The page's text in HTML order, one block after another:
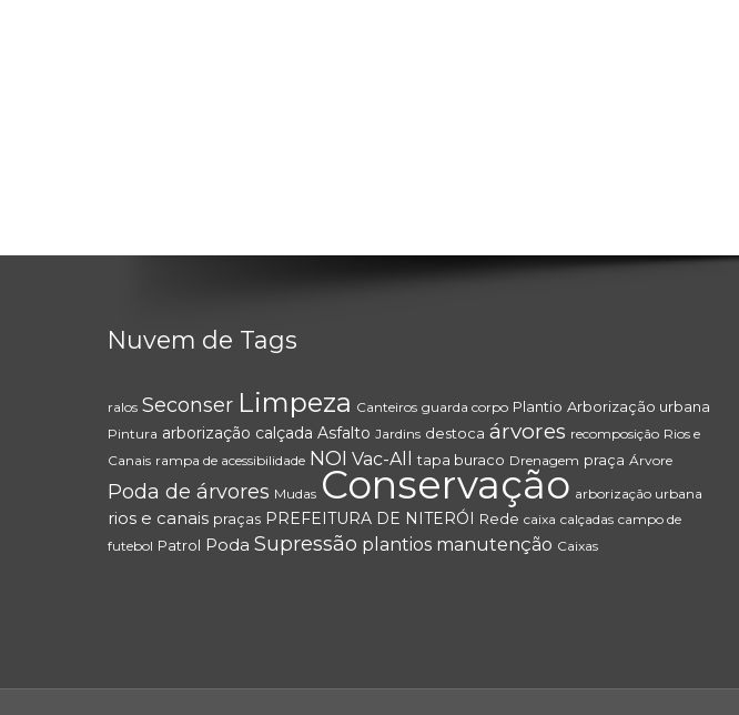
Nuvem de Tags
ralos Seconser Limpeza Canteiros guarda corpo Plantio Arborização urbana
Pintura arborização calçada Asfalto Jardins destoca árvores recomposição Rios e
Canais rampa de acessibilidade NOI Vac-All tapa buraco Drenagem praça Árvore
Poda de árvores Mudas Conservação arborização urbana
rios e canais praças PREFEITURA DE NITERÓI Rede caixa calçadas campo de
futebol Patrol Poda Supressão plantios manutenção Caixas